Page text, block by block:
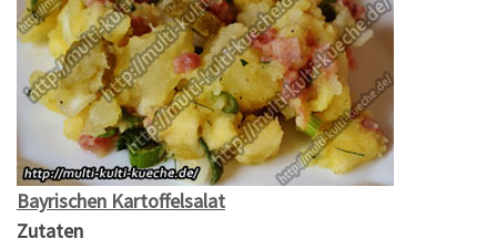
Bayrischen Kartoffelsalat
Zutaten